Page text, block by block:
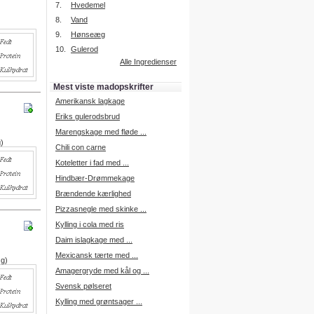
Intelligent søgning
Få foreslået opskrifter.
Prøv vores nye "Foreslå
Læs mere her.
Vi har nu oprettet et mad forum,
hvor i kan dele jeres erfaringer.
Log på med dine oplysninger fra
Madopskrifter.nu.
Gå til forum
Indkøbsliste på SMS
på SMS.
For at benytte SMS funktionen,
7.
Hvedemel
8.
Vand
9.
Hønseæg
10.
Gulerod
Alle Ingredienser
Mest viste madopskrifter
Amerikansk lagkage
Eriks gulerodsbrud
Marengskage med fløde ...
Chili con carne
Koteletter i fad med ...
Hindbær-Drømmekage
Brændende kærlighed
Pizzasnegle med skinke ...
Kylling i cola med ris
Daim islagkage med ...
Mexicansk tærte med ...
Amagergryde med kål og ...
Svensk pølseret
Kylling med grøntsager ...